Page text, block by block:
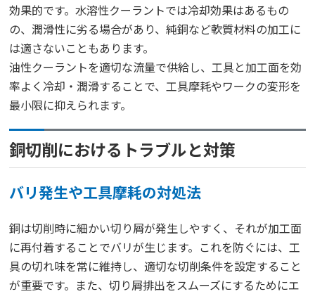
効果的です。水溶性クーラントでは冷却効果はあるもの
の、潤滑性に劣る場合があり、純銅など軟質材料の加工に
は適さないこともあります。
油性クーラントを適切な流量で供給し、工具と加工面を効
率よく冷却・潤滑することで、工具摩耗やワークの変形を
最小限に抑えられます。
銅切削におけるトラブルと対策
バリ発生や工具摩耗の対処法
銅は切削時に細かい切り屑が発生しやすく、それが加工面
に再付着することでバリが生じます。これを防ぐには、工
具の切れ味を常に維持し、適切な切削条件を設定すること
が重要です。また、切り屑排出をスムーズにするためにエ